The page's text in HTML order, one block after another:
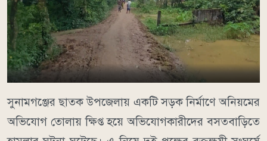
সুনামগঞ্জের ছাতক উপজেলায় একটি সড়ক নির্মাণে অনিয়মের
অভিযোগ তোলায় ক্ষিপ্ত হয়ে অভিযোগকারীদের বসতবাড়িতে